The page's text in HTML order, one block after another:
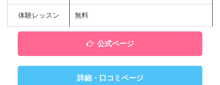
体験レッスン 無料
公式ページ
詳細・口コミページ